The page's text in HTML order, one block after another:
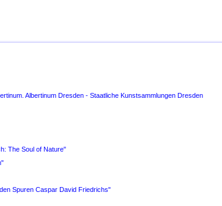
Albertinum Dresden - Staatliche Kunstsammlungen Dresden
The Soul of Nature"
Spuren Caspar David Friedrichs"